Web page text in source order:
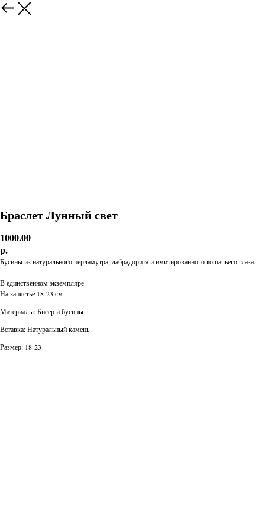
Браслет Лунный свет
1000.00
р.
Бусины из натурального перламутра, лабрадорита и имитированного кошачьего глаза.
В единственном экземпляре.
На запястье 18-23 см
Материалы: Бисер и бусины
Вставка: Натуральный камень
Размер: 18-23